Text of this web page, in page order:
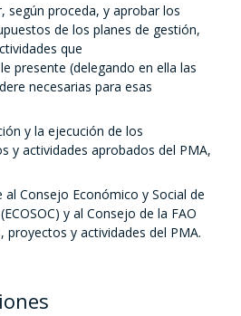
según proceda, y aprobar los
de los planes de gestión,
que
presente (delegando en ella las
necesarias para esas
y la ejecución de los
y actividades aprobados del PMA,
Consejo Económico y Social de
y al Consejo de la FAO
proyectos y actividades del PMA.